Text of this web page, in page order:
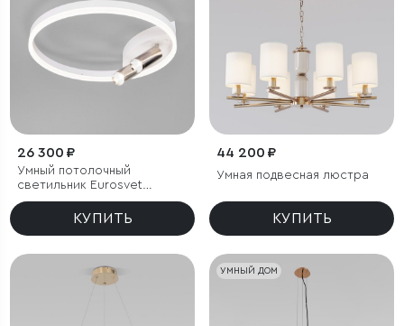
26 300 ₽
Умный потолочный
светильник Eurosvet
Luminari 90247/3
КУПИТЬ
44 200 ₽
Умная подвесная люстра
КУПИТЬ
УМНЫЙ ДОМ